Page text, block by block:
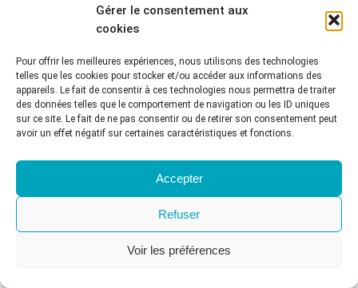
Gérer le consentement aux
cookies
Pour offrir les meilleures expériences, nous utilisons des technologies
telles que les cookies pour stocker et/ou accéder aux informations des
appareils. Le fait de consentir à ces technologies nous permettra de traiter
des données telles que le comportement de navigation ou les ID uniques
sur ce site. Le fait de ne pas consentir ou de retirer son consentement peut
avoir un effet négatif sur certaines caractéristiques et fonctions.
Accepter
Refuser
Voir les préférences
d’innombrables utilisateurs, qui se sont fait depuis…
© CR2PA - 2022. Tous droits réservés
Menu principal